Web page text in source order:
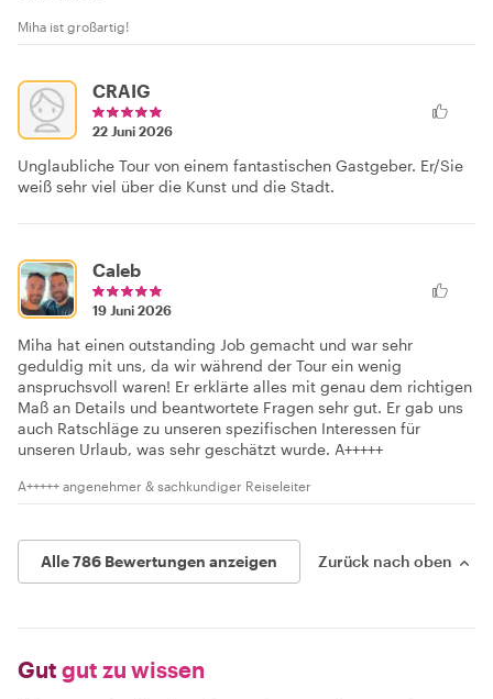
Miha ist großartig!
CRAIG
22 Juni 2026
Unglaubliche Tour von einem fantastischen Gastgeber. Er/Sie
weiß sehr viel über die Kunst und die Stadt.
Caleb
19 Juni 2026
Miha hat einen outstanding Job gemacht und war sehr
geduldig mit uns, da wir während der Tour ein wenig
anspruchsvoll waren! Er erklärte alles mit genau dem richtigen
Maß an Details und beantwortete Fragen sehr gut. Er gab uns
auch Ratschläge zu unseren spezifischen Interessen für
unseren Urlaub, was sehr geschätzt wurde. A+++++
A+++++ angenehmer & sachkundiger Reiseleiter
Alle 786 Bewertungen anzeigen Zurück nach oben
Gut gut zu wissen